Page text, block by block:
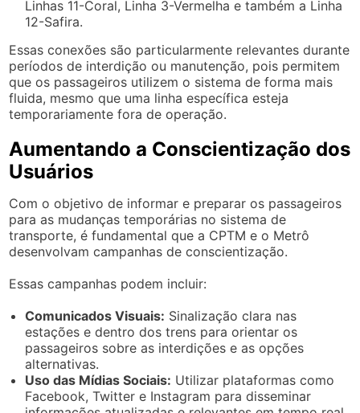
Linhas 11-Coral, Linha 3-Vermelha e também a Linha
12-Safira.
Essas conexões são particularmente relevantes durante
períodos de interdição ou manutenção, pois permitem
que os passageiros utilizem o sistema de forma mais
fluida, mesmo que uma linha específica esteja
temporariamente fora de operação.
Aumentando a Conscientização dos
Usuários
Com o objetivo de informar e preparar os passageiros
para as mudanças temporárias no sistema de
transporte, é fundamental que a CPTM e o Metrô
desenvolvam campanhas de conscientização.
Essas campanhas podem incluir:
Comunicados Visuais: Sinalização clara nas
estações e dentro dos trens para orientar os
passageiros sobre as interdições e as opções
alternativas.
Uso das Mídias Sociais: Utilizar plataformas como
Facebook, Twitter e Instagram para disseminar